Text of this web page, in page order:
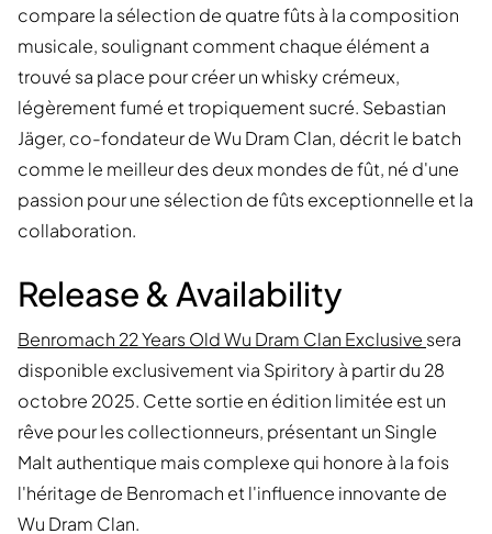
compare la sélection de quatre fûts à la composition
musicale, soulignant comment chaque élément a
trouvé sa place pour créer un whisky crémeux,
légèrement fumé et tropiquement sucré. Sebastian
Jäger, co-fondateur de Wu Dram Clan, décrit le batch
comme le meilleur des deux mondes de fût, né d'une
passion pour une sélection de fûts exceptionnelle et la
collaboration.
Release & Availability
Benromach 22 Years Old Wu Dram Clan Exclusive sera
disponible exclusivement via Spiritory à partir du 28
octobre 2025. Cette sortie en édition limitée est un
rêve pour les collectionneurs, présentant un Single
Malt authentique mais complexe qui honore à la fois
l'héritage de Benromach et l'influence innovante de
Wu Dram Clan.